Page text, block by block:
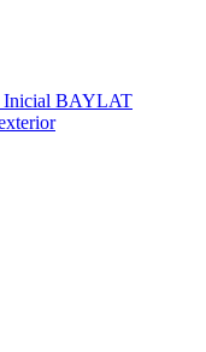
Inicial BAYLAT